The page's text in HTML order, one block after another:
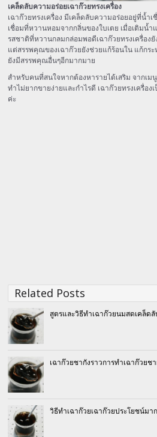
เคล็ดลับความอร่อยเฉาก๊วยทรงเครื่อง
เฉาก๊วยทรงเครื่อง มีเคล็ดลับความอร่อยอยู่ที่น้ำ
เชื่อมที่หวานหอมจากกลิ่นของใบเตย เมื่อเติมน้ำ
รสชาติที่หวานกลมกล่อมพอดีเฉาก๊วยทรงเครื่อง
แต่สรรพคุณของเฉาก๊วยยังช่วยแก้ร้อนใน แก้กร
ยังมีสรรพคุณอื่นๆอีกมากมาย
สำหรับคนที่สนใจหากต้องหารายได้เสริม จากเ
ทำไม่ยากขายง่ายและกำไรดี เฉาก๊วยทรงเครื่อ
ค่ะ
Related Posts
สูตรและวิธีทำเฉาก๊วยนมสดเคล็ด
เฉาก๊วยชากังราวการทำเฉาก๊วยช
วิธีทำเฉาก๊วยเฉาก๊วยประโยชน์ม